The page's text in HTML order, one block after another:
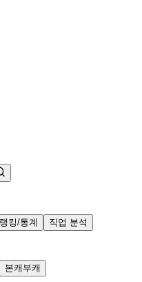
랭킹/통계
직업 분석
본캐부캐